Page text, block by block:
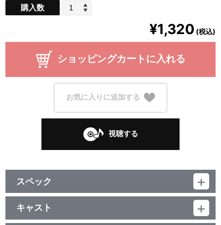
購入数
¥1,320 (税込)
ショッピングカートに入れる
お気に入りに追加する
視聴する
スペック
品番：LACM-14743
ジャンル：国内アニメ音楽
シングル
キャスト